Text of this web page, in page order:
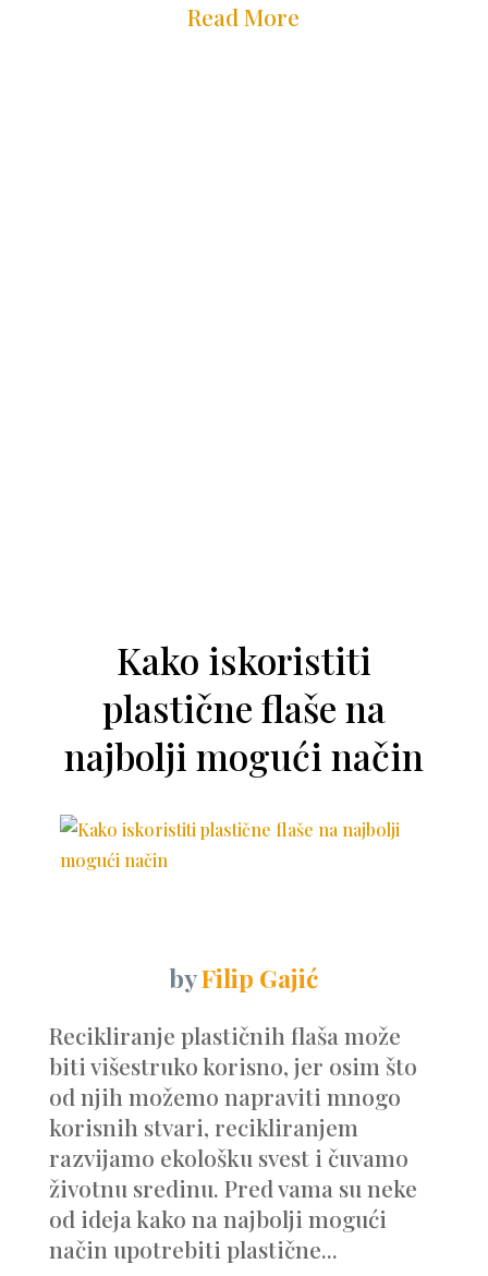
Read More
Kako iskoristiti
plastične flaše na
najbolji mogući način
byFilip Gajić
Recikliranje plastičnih flaša može
biti višestruko korisno, jer osim što
od njih možemo napraviti mnogo
korisnih stvari, recikliranjem
razvijamo ekološku svest i čuvamo
životnu sredinu. Pred vama su neke
od ideja kako na najbolji mogući
način upotrebiti plastične...